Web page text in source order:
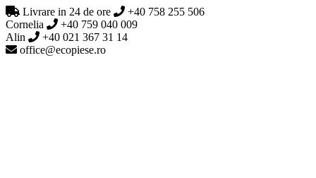
Livrare in 24 de ore
+40 758 255 506
Cornelia
+40 759 040 009
Alin
+40 021 367 31 14
office@ecopiese.ro